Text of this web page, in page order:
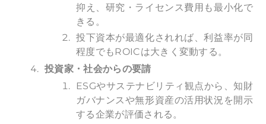
抑え、研究・ライセンス費用も最小化で
きる。
投下資本が最適化されれば、利益率が同
程度でもROICは大きく変動する。
投資家・社会からの要請
ESGやサステナビリティ観点から、知財
ガバナンスや無形資産の活用状況を開示
する企業が評価される。